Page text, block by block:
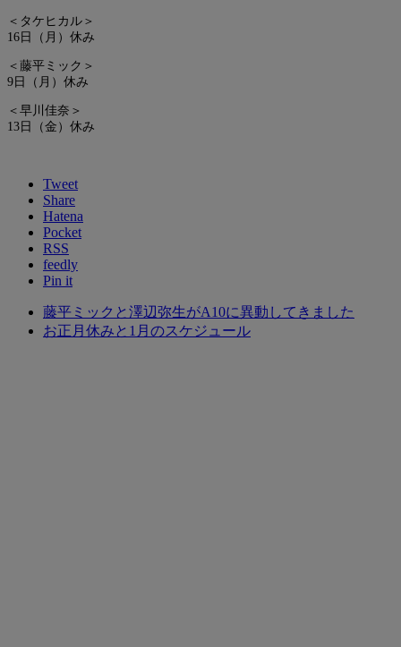
＜タケヒカル＞
16日（月）休み
＜藤平ミック＞
9日（月）休み
＜早川佳奈＞
13日（金）休み
Tweet
Share
Hatena
Pocket
RSS
feedly
Pin it
藤平ミックと澤辺弥生がA10に異動してきました
お正月休みと1月のスケジュール